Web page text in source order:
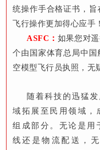
统操作手合格证书，
飞行操作更加得心应手！
ASFC： 如果您对
个由国家体育总局中
空模型飞行员执照，无
随着科技的迅猛
域拓展至民用领域，
组成部分。无论是用
线还是物流配送，